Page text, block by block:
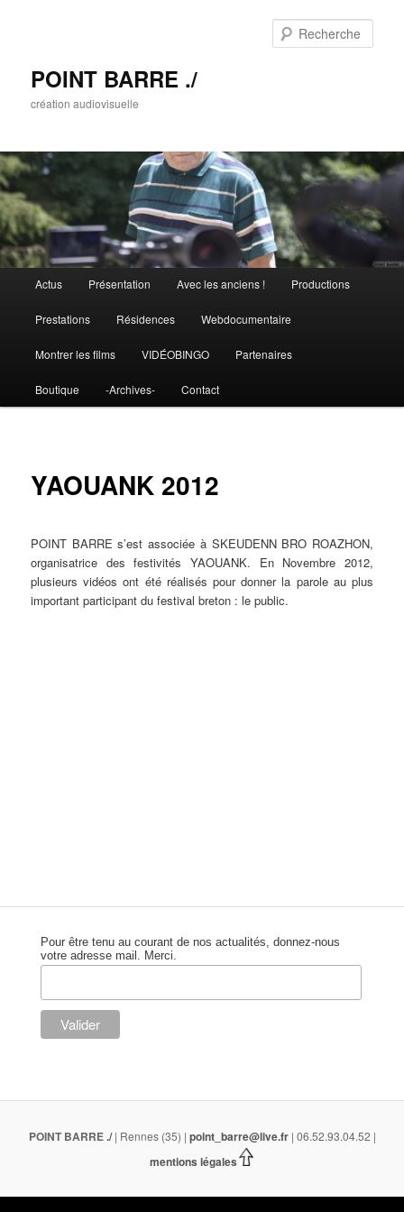
POINT BARRE ./
création audiovisuelle
Aller au contenu principal
Aller au contenu secondaire
Actus Présentation Avec les anciens ! Productions
Prestations Résidences Webdocumentaire
Montrer les films VIDÉOBINGO Partenaires
Boutique -Archives- Contact
YAOUANK 2012
POINT BARRE s’est associée à SKEUDENN BRO ROAZHON,
organisatrice des festivités YAOUANK. En Novembre 2012,
plusieurs vidéos ont été réalisés pour donner la parole au plus
important participant du festival breton : le public.
Pour être tenu au courant de nos actualités, donnez-nous
votre adresse mail. Merci.
POINT BARRE./| Rennes (35) | point_barre@live.fr| 06.52.93.04.52 |
mentions légales